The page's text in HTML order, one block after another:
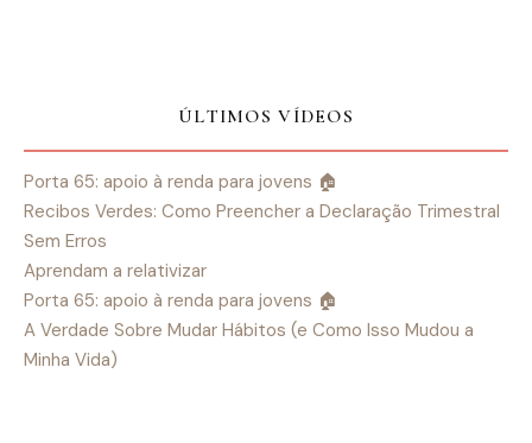
ÚLTIMOS VÍDEOS
Porta 65: apoio à renda para jovens 🏠
Recibos Verdes: Como Preencher a Declaração Trimestral
Sem Erros
Aprendam a relativizar
Porta 65: apoio à renda para jovens 🏠
A Verdade Sobre Mudar Hábitos (e Como Isso Mudou a
Minha Vida)